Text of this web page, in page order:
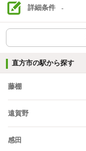
詳細条件 -
直方市の駅から探す
藤棚
遠賀野
感田